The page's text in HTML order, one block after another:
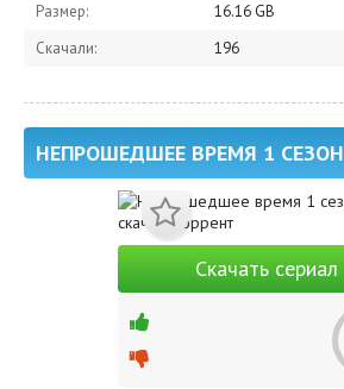
Размер:
16.16 GB
Скачали:
196
НЕПРОШЕДШЕЕ ВРЕМЯ 1 СЕЗОН
Скачать сериал